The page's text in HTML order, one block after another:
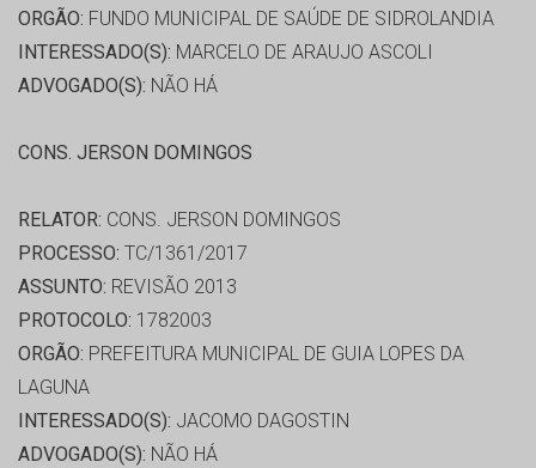
ORGÃO: FUNDO MUNICIPAL DE SAÚDE DE SIDROLANDIA
INTERESSADO(S): MARCELO DE ARAUJO ASCOLI
ADVOGADO(S): NÃO HÁ
CONS. JERSON DOMINGOS
RELATOR: CONS. JERSON DOMINGOS
PROCESSO: TC/1361/2017
ASSUNTO: REVISÃO 2013
PROTOCOLO: 1782003
ORGÃO: PREFEITURA MUNICIPAL DE GUIA LOPES DA
LAGUNA
INTERESSADO(S): JACOMO DAGOSTIN
ADVOGADO(S): NÃO HÁ